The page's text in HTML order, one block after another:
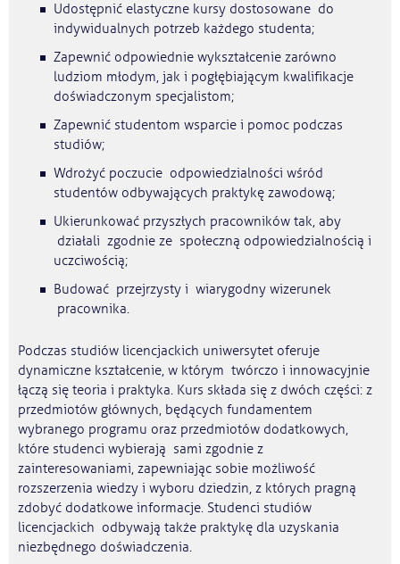
Udostępnić elastyczne kursy dostosowane do
indywidualnych potrzeb każdego studenta;
Zapewnić odpowiednie wykształcenie zarówno
ludziom młodym, jak i pogłębiającym kwalifikacje
doświadczonym specjalistom;
Zapewnić studentom wsparcie i pomoc podczas
studiów;
Wdrożyć poczucie odpowiedzialności wśród
studentów odbywających praktykę zawodową;
Ukierunkować przyszłych pracowników tak, aby
działali zgodnie ze społeczną odpowiedzialnością i
uczciwością;
Budować przejrzysty i wiarygodny wizerunek
pracownika.
Podczas studiów licencjackich uniwersytet oferuje
dynamiczne kształcenie, w którym twórczo i innowacyjnie
łączą się teoria i praktyka. Kurs składa się z dwóch części: z
przedmiotów głównych, będących fundamentem
wybranego programu oraz przedmiotów dodatkowych,
które studenci wybierają sami zgodnie z
zainteresowaniami, zapewniając sobie możliwość
rozszerzenia wiedzy i wyboru dziedzin, z których pragną
zdobyć dodatkowe informacje. Studenci studiów
licencjackich odbywają także praktykę dla uzyskania
niezbędnego doświadczenia.